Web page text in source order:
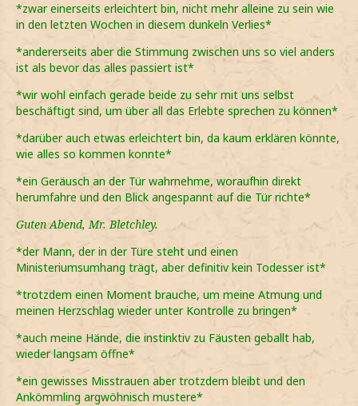
*zwar einerseits erleichtert bin, nicht mehr alleine zu sein wie
in den letzten Wochen in diesem dunkeln Verlies*
*andererseits aber die Stimmung zwischen uns so viel anders
ist als bevor das alles passiert ist*
*wir wohl einfach gerade beide zu sehr mit uns selbst
beschäftigt sind, um über all das Erlebte sprechen zu können*
*darüber auch etwas erleichtert bin, da kaum erklären könnte,
wie alles so kommen konnte*
*ein Geräusch an der Tür wahrnehme, woraufhin direkt
herumfahre und den Blick angespannt auf die Tür richte*
Guten Abend, Mr. Bletchley.
*der Mann, der in der Türe steht und einen
Ministeriumsumhang trägt, aber definitiv kein Todesser ist*
*trotzdem einen Moment brauche, um meine Atmung und
meinen Herzschlag wieder unter Kontrolle zu bringen*
*auch meine Hände, die instinktiv zu Fäusten geballt hab,
wieder langsam öffne*
*ein gewisses Misstrauen aber trotzdem bleibt und den
Ankömmling argwöhnisch mustere*